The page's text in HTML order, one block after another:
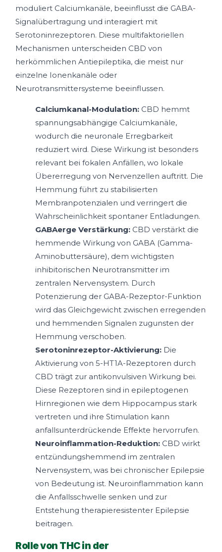
moduliert Calciumkanäle, beeinflusst die GABA-
Signalübertragung und interagiert mit
Serotoninrezeptoren. Diese multifaktoriellen
Mechanismen unterscheiden CBD von
herkömmlichen Antiepileptika, die meist nur
einzelne Ionenkanäle oder
Neurotransmittersysteme beeinflussen.
Calciumkanal-Modulation: CBD hemmt
spannungsabhängige Calciumkanäle,
wodurch die neuronale Erregbarkeit
reduziert wird. Diese Wirkung ist besonders
relevant bei fokalen Anfällen, wo lokale
Übererregung von Nervenzellen auftritt. Die
Hemmung führt zu stabilisierten
Membranpotenzialen und verringert die
Wahrscheinlichkeit spontaner Entladungen.
GABAerge Verstärkung: CBD verstärkt die
hemmende Wirkung von GABA (Gamma-
Aminobuttersäure), dem wichtigsten
inhibitorischen Neurotransmitter im
zentralen Nervensystem. Durch
Potenzierung der GABA-Rezeptor-Funktion
wird das Gleichgewicht zwischen erregenden
und hemmenden Signalen zugunsten der
Hemmung verschoben.
Serotoninrezeptor-Aktivierung: Die
Aktivierung von 5-HT1A-Rezeptoren durch
CBD trägt zur antikonvulsiven Wirkung bei.
Diese Rezeptoren sind in epileptogenen
Hirnregionen wie dem Hippocampus stark
vertreten und ihre Stimulation kann
anfallsunterdrückende Effekte hervorrufen.
Neuroinflammation-Reduktion: CBD wirkt
entzündungshemmend im zentralen
Nervensystem, was bei chronischer Epilepsie
von Bedeutung ist. Neuroinflammation kann
die Anfallsschwelle senken und zur
Entstehung therapieresistenter Epilepsie
beitragen.
Rolle von THC in der